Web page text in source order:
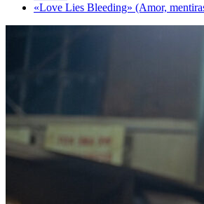
«Love Lies Bleeding» (Amor,